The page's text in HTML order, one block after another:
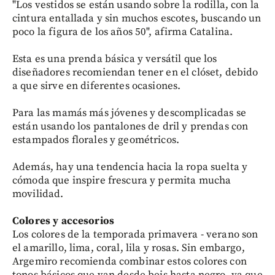
"Los vestidos se están usando sobre la rodilla, con la
cintura entallada y sin muchos escotes, buscando un
poco la figura de los años 50", afirma Catalina.
Esta es una prenda básica y versátil que los
diseñadores recomiendan tener en el clóset, debido
a que sirve en diferentes ocasiones.
Para las mamás más jóvenes y descomplicadas se
están usando los pantalones de dril y prendas con
estampados florales y geométricos.
Además, hay una tendencia hacia la ropa suelta y
cómoda que inspire frescura y permita mucha
movilidad.
Colores y accesorios
Los colores de la temporada primavera - verano son
el amarillo, lima, coral, lila y rosas. Sin embargo,
Argemiro recomienda combinar estos colores con